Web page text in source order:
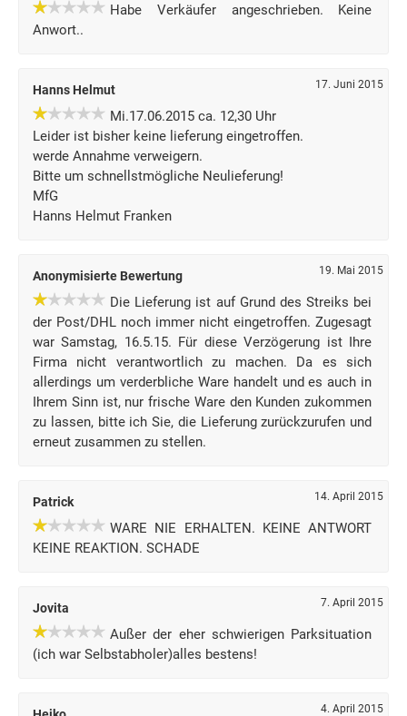
Habe Verkäufer angeschrieben. Keine
Anwort..
Hanns Helmut 17. Juni 2015
Mi.17.06.2015 ca. 12,30 Uhr
Leider ist bisher keine lieferung eingetroffen.
werde Annahme verweigern.
Bitte um schnellstmögliche Neulieferung!
MfG
Hanns Helmut Franken
Anonymisierte Bewertung 19. Mai 2015
Die Lieferung ist auf Grund des Streiks bei
der Post/DHL noch immer nicht eingetroffen. Zugesagt
war Samstag, 16.5.15. Für diese Verzögerung ist Ihre
Firma nicht verantwortlich zu machen. Da es sich
allerdings um verderbliche Ware handelt und es auch in
Ihrem Sinn ist, nur frische Ware den Kunden zukommen
zu lassen, bitte ich Sie, die Lieferung zurückzurufen und
erneut zusammen zu stellen.
Patrick 14. April 2015
WARE NIE ERHALTEN. KEINE ANTWORT
KEINE REAKTION. SCHADE
Jovita 7. April 2015
Außer der eher schwierigen Parksituation
(ich war Selbstabholer)alles bestens!
4. April 2015